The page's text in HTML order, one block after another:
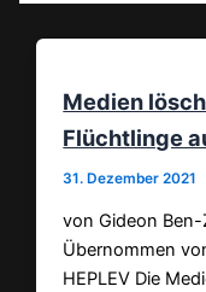
Medien
Flüchtlinge
31. Dezember 2021
von Gideon
Übernommen
HEPLEV Die